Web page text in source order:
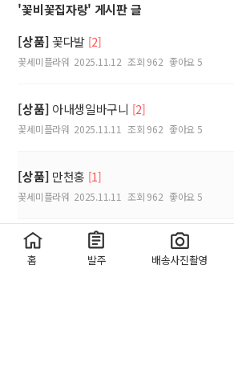
'꽃비꽃집자랑' 게시판 글
[상품]꽃다발 [2]
꽃세미플라워 2025.11.12 조회 962 좋아요 5
[상품] 아내생일바구니 [2]
꽃세미플라워 2025.11.11 조회 962 좋아요 5
[상품] 만천홍 [1]
꽃세미플라워 2025.11.11 조회 962 좋아요 5
[상품]
가나안꽃화원 2025.11.09 조회 1,070 좋아요 0
홈 발주 배송사진촬영